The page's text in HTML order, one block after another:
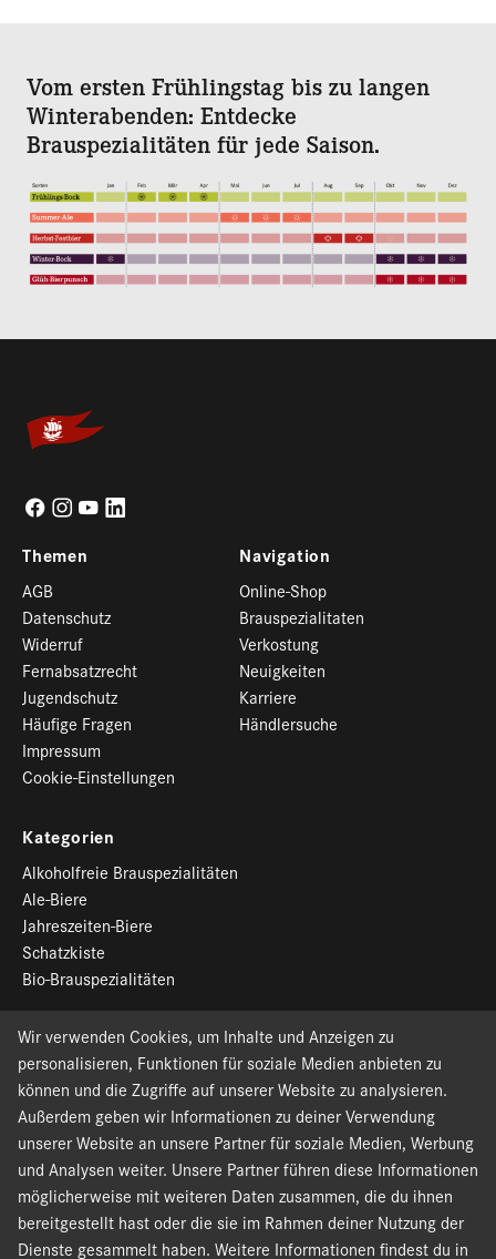
Vom ersten Frühlingstag bis zu langen
Winterabenden: Entdecke
Brauspezialitäten für jede Saison.
Themen
AGB
Datenschutz
Widerruf
Fernabsatzrecht
Jugendschutz
Häufige Fragen
Impressum
Cookie-Einstellungen
Navigation
Online-Shop
Brauspezialitaten
Verkostung
Neuigkeiten
Karriere
Händlersuche
Kategorien
Alkoholfreie Brauspezialitäten
Ale-Biere
Jahreszeiten-Biere
Schatzkiste
Bio-Brauspezialitäten
Newsletter-Anmeldung
Widerrufsformular
Kontaktiere uns
Wir verwenden Cookies, um Inhalte und Anzeigen zu
personalisieren, Funktionen für soziale Medien anbieten zu
können und die Zugriffe auf unserer Website zu analysieren.
Außerdem geben wir Informationen zu deiner Verwendung
unserer Website an unsere Partner für soziale Medien, Werbung
und Analysen weiter. Unsere Partner führen diese Informationen
möglicherweise mit weiteren Daten zusammen, die du ihnen
bereitgestellt hast oder die sie im Rahmen deiner Nutzung der
Dienste gesammelt haben. Weitere Informationen findest du in